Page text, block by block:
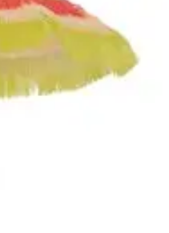
DecorazioniRinnovamento